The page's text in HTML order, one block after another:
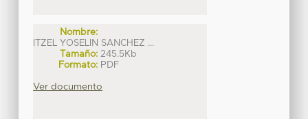
Nombre:
ITZEL YOSELIN SANCHEZ ...
Tamaño: 245.5Kb
Formato: PDF
Ver documento